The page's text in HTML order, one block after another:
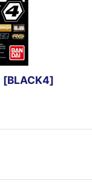
[BLACK4]